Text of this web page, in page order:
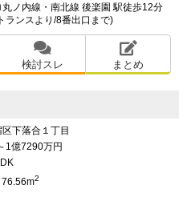
ノ内線・南北線 後楽園 駅徒歩12分
ランスより/8番出口まで)
検討スレ まとめ
下落合１丁目
1億7290万円
76.56m2